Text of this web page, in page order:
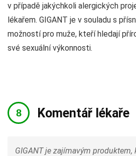
v případě jakýchkoli alergických
lékařem. GIGANT je v souladu s
možností pro muže, kteří hledají
své sexuální výkonnosti.
Komentář lékaře
GIGANT je zajímavým